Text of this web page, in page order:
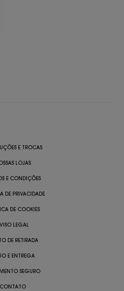
E TROCAS
LOJAS
E CONDIÇÕES
DE PRIVACIDADE
DE COOKIES
LEGAL
DE RETIRADA
E ENTREGA
SEGURO
CONTATO